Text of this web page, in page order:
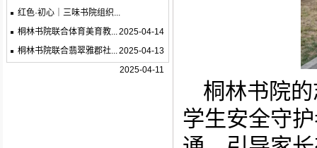
红色·初心｜三味书院组织...
2025-04-14
桐林书院联合体育美育教...
2025-04-13
桐林书院联合翡翠雅郡社...
2025-04-11
桐林书院
学生安全守